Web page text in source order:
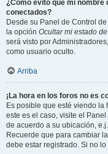
¿Cómo evito que mi
conectados?
Desde su Panel de Control
la opción Ocultar mi estado
será visto por
como usuario oculto.
Arriba
¡La hora en los foros no es
Es posible que esté viendo
este es el caso, visite el
de acuerdo a su ubicación,
Recuerde que para cambiar
debe estar registrado. Si no